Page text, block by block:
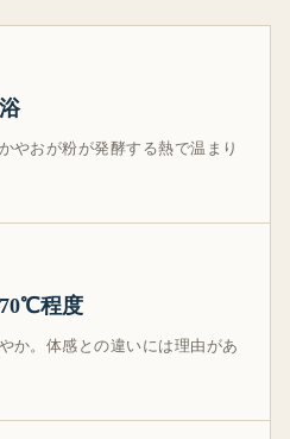
やおが粉が発酵する熱で温まり
程度
か。体感との違いには理由があ